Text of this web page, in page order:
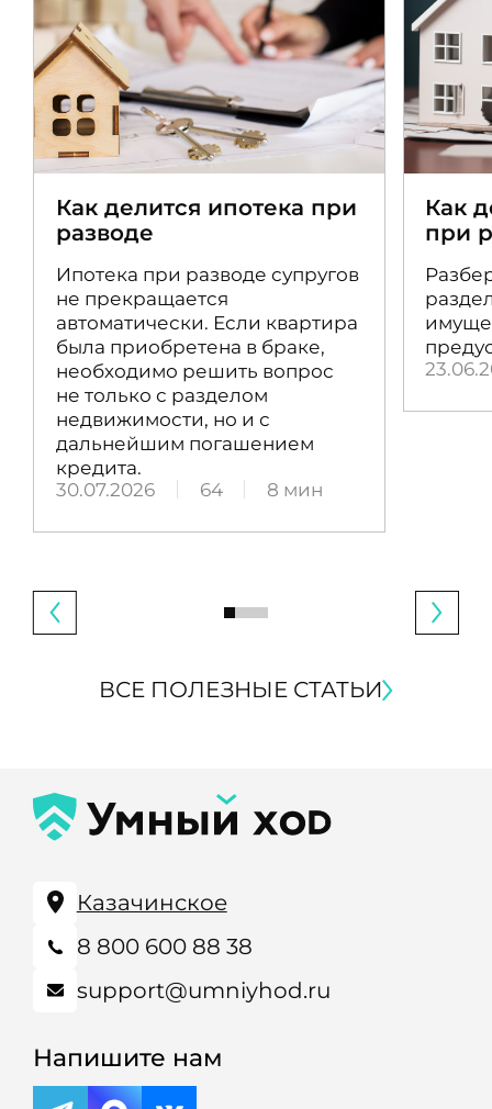
Как делится ипотека при
разводе
Ипотека при разводе супругов
не прекращается
автоматически. Если квартира
была приобретена в браке,
необходимо решить вопрос
не только с разделом
недвижимости, но и с
дальнейшим погашением
кредита.
30.07.2026
64 8 мин
Как
при
ВСЕ ПОЛЕЗНЫЕ СТАТЬИ
Казачинское
8 800 600 88 38
support@umniyhod.ru
Напишите нам